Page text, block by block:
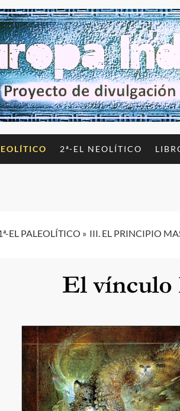
2ª-EL NEOLÍTICO
EL PALEOLÍTICO III. EL PRINCIPIO